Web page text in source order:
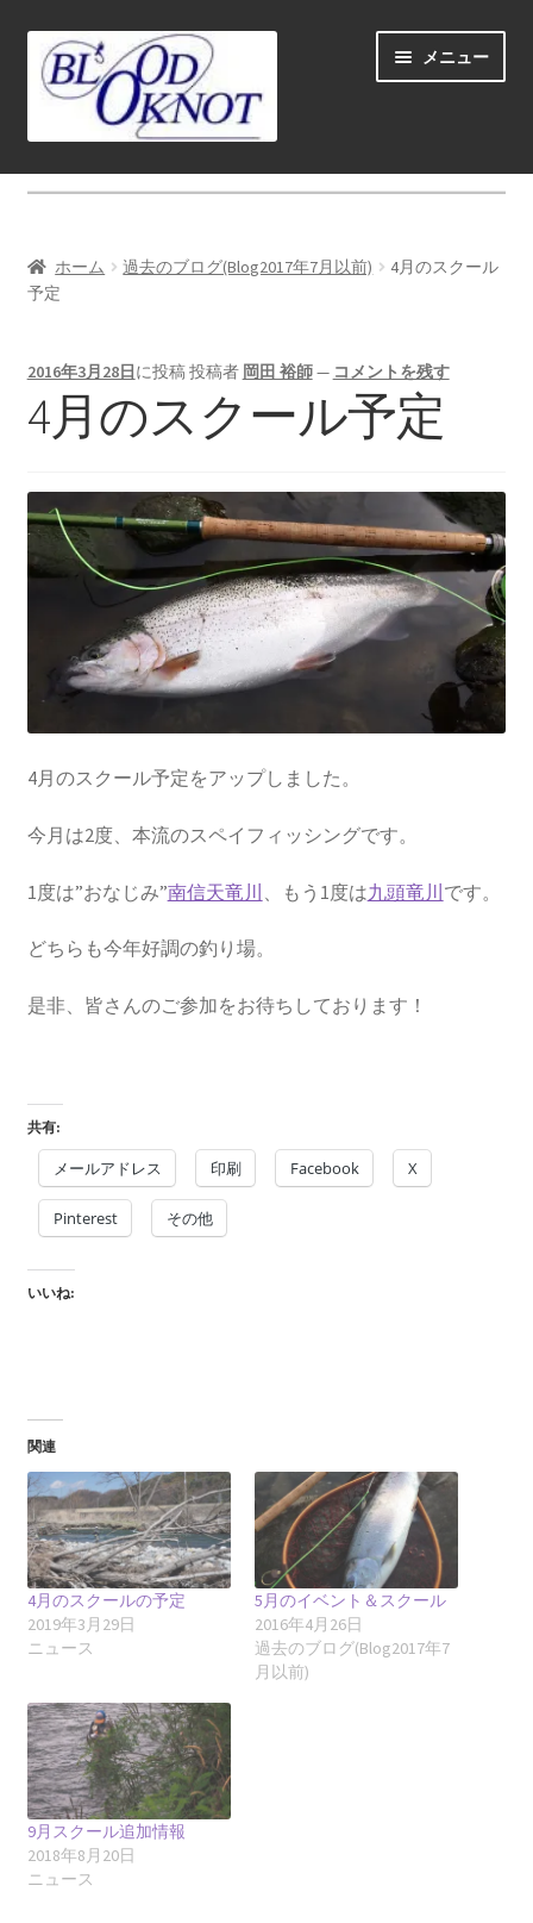
ビ
ョ
ス
プ
ン
へ
ッ
メニュー
ホーム
ショップ
展
開
学ぶ(Learn)
を
展
開
個人レッスン＆ガイド(Lesson & Guide)
ニ
ュ
ー
を
展
開
イベント
ブ
メ
ニ
ュ
ー
を
展
開
お問い合わせ(Contact)
特定商取引法に関わる表示
広告の配信について
ブログ
ホーム 過去のブログ(Blog2017年7月以前)
4月のスクール
予定
2016年3月28日に投稿投稿者 岡田 裕師— コメントを残す
4月のスクール予定
4月のスクール予定をアップしました。
今月は2度、本流のスペイフィッシングです。
1度は”おなじみ”南信天竜川 、もう1度は九頭竜川です。
どちらも今年好調の釣り場。
是非、皆さんのご参加をお待ちしております！
共有:
メールアドレス 印刷 Facebook X
Pinterest その他
いいね:
関連
4月のスクールの予定
2019年3月29日
ニュース
5月のイベント＆スクール
2016年4月26日
過去のブログ(Blog2017年7
月以前)
9月スクール追加情報
2018年8月20日
ニュース